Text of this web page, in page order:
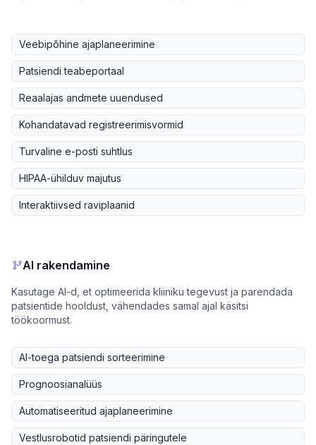
Veebipõhine ajaplaneerimine
Patsiendi teabeportaal
Reaalajas andmete uuendused
Kohandatavad registreerimisvormid
Turvaline e-posti suhtlus
HIPAA-ühilduv majutus
Interaktiivsed raviplaanid
AI rakendamine
Kasutage AI-d, et optimeerida kliiniku tegevust ja parendada
patsientide hooldust, vähendades samal ajal käsitsi
töökoormust.
AI-toega patsiendi sorteerimine
Prognoosianalüüs
Automatiseeritud ajaplaneerimine
Vestlusrobotid patsiendi päringutele